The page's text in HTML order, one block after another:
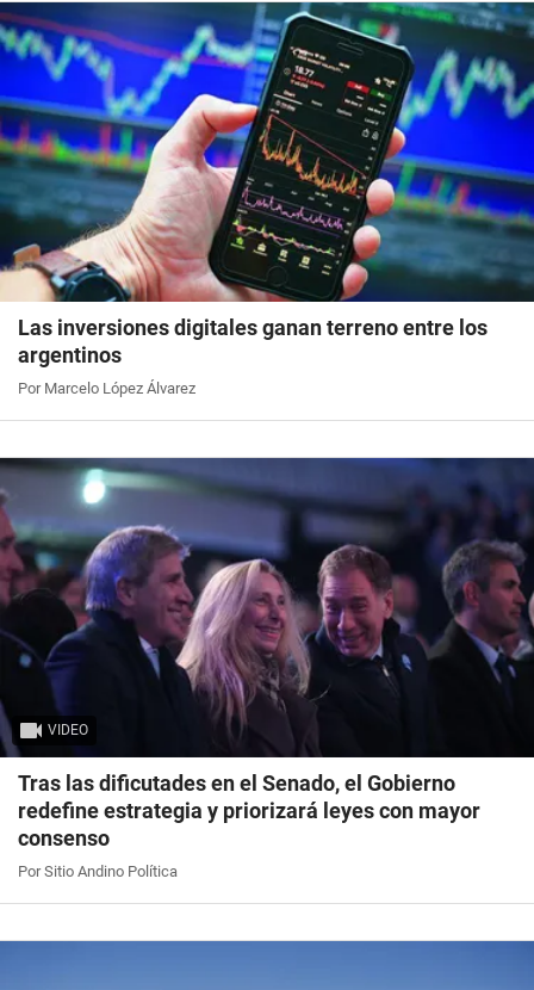
Las inversiones digitales ganan terreno entre los
argentinos
Por Marcelo López Álvarez
VIDEO
Tras las dificutades en el Senado, el Gobierno
redefine estrategia y priorizará leyes con mayor
consenso
Por Sitio Andino Política